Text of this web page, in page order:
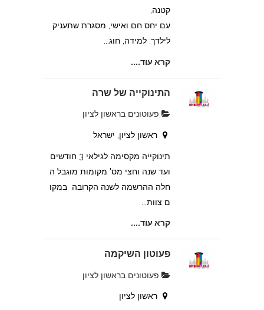
קטנה,
עם יחס חם ואישי, מסגרת שתעניק
לילדך: למידה, חוג...
קרא עוד....
התינוקייה של שרה
פעוטונים בראשון לציון
ראשון לציון, ישראל
תינוקייה מקסימה לגילאי 3 חודשים
ועד שנה וחצי מס' מקומות מוגבל ה
חלה ההרשמה לשנה הקרובה במקו
ם צוות...
קרא עוד....
פעוטון השיקמה
פעוטונים בראשון לציון
ראשון לציון